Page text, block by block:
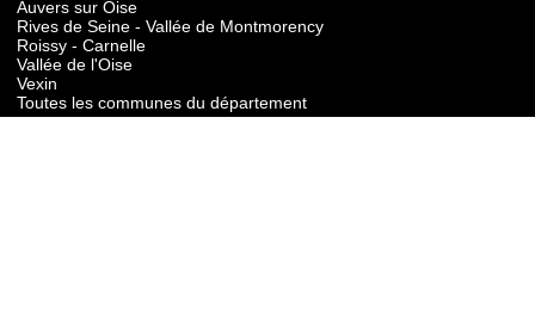
Auvers sur Oise
Rives de Seine - Vallée de Montmorency
Roissy - Carnelle
Vallée de l'Oise
Vexin
Toutes les communes du département